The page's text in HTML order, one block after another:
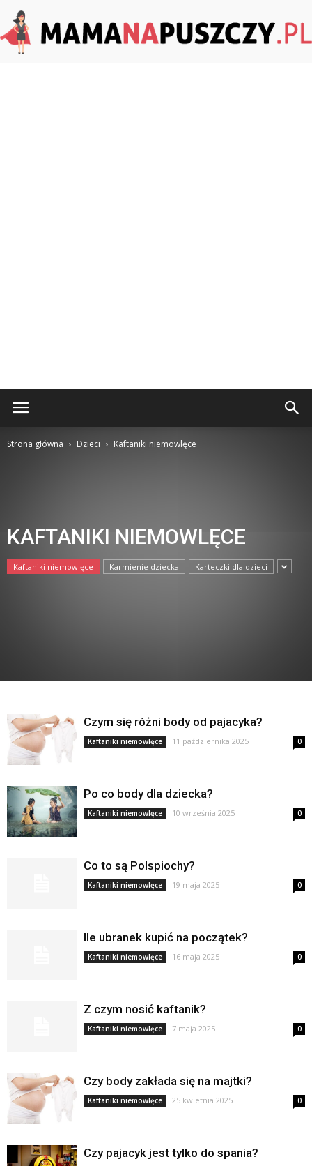
Strona główna Dzieci Kaftaniki niemowlęce
KAFTANIKI NIEMOWLĘCE
Kaftaniki niemowlęce Karmienie dziecka Karteczki dla dzieci
Czym się różni body od pajacyka?
Kaftaniki niemowlęce 11 października 2025 0
Po co body dla dziecka?
Kaftaniki niemowlęce 10 września 2025 0
Co to są Polspiochy?
Kaftaniki niemowlęce 19 maja 2025 0
Ile ubranek kupić na początek?
Kaftaniki niemowlęce 16 maja 2025 0
Z czym nosić kaftanik?
Kaftaniki niemowlęce 7 maja 2025 0
Czy body zakłada się na majtki?
Kaftaniki niemowlęce 25 kwietnia 2025 0
Czy pajacyk jest tylko do spania?